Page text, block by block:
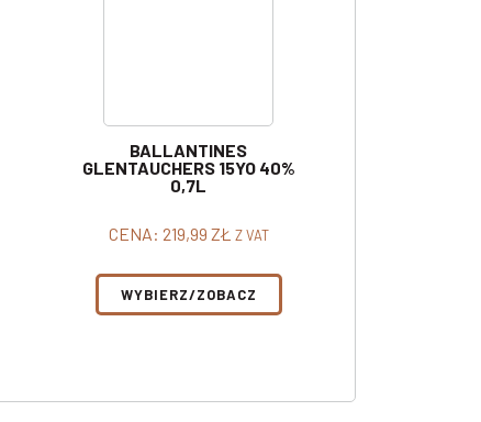
BALLANTINES
GLENTAUCHERS 15YO 40%
0,7L
CENA: 219,99 ZŁ Z VAT
WYBIERZ/ZOBACZ